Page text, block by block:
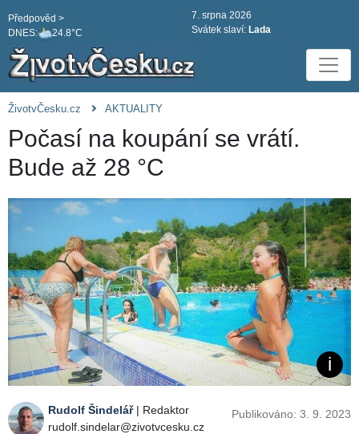
DNES: 24.8°C
Předpověd >
7. srpna 2026
Svátek slaví: Lada
ŽivotvČesku.cz AKTUALITY
Počasí na koupání se vrátí.
Bude až 28 °C
Rudolf Šindelář| Redaktor
rudolf.sindelar@zivotvcesku.cz
Publikováno: 3. 9. 2023